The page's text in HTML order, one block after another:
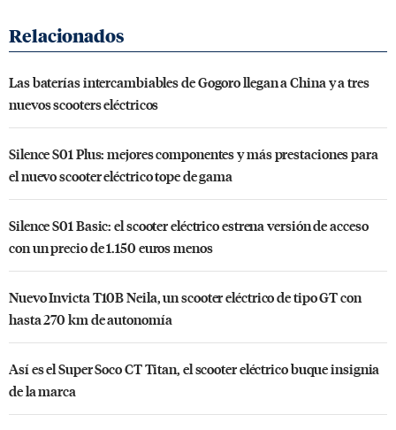
Las baterías intercambiables de Gogoro llegan a China y a tres
nuevos scooters eléctricos
Silence S01 Plus: mejores componentes y más prestaciones para
el nuevo scooter eléctrico tope de gama
Silence S01 Basic: el scooter eléctrico estrena versión de acceso
con un precio de 1.150 euros menos
Nuevo Invicta T10B Neila, un scooter eléctrico de tipo GT con
hasta 270 km de autonomía
Así es el Super Soco CT Titan, el scooter eléctrico buque insignia
de la marca